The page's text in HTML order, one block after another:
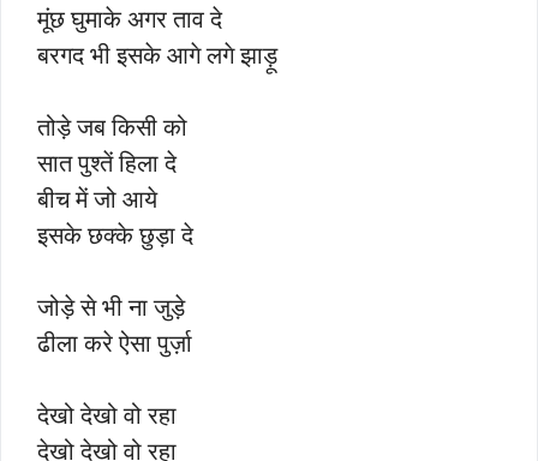
मूंछ घुमाके अगर ताव दे
बरगद भी इसके आगे लगे झाड़ू
तोड़े जब किसी को
सात पुश्तें हिला दे
बीच में जो आये
इसके छक्के छुड़ा दे
जोड़े से भी ना जुड़े
ढीला करे ऐसा पुर्ज़ा
देखो देखो वो रहा
देखो देखो वो रहा